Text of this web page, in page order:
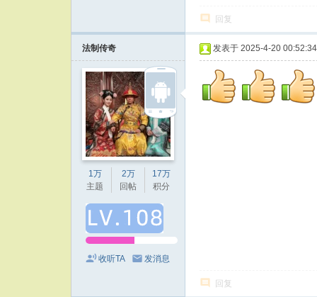
回复
法制传奇
1万
主题
2万
回帖
17万
积分
收听TA 发消息
发表于 2025-4-20 00:52:34
回复